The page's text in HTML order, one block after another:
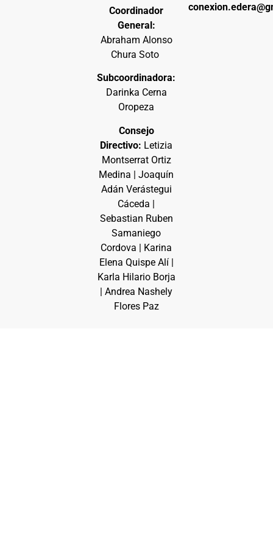
Coordinador
General:
Abraham Alonso
Chura Soto
Subcoordinadora:
Darinka Cerna
Oropeza
Consejo
Directivo: Letizia
Montserrat Ortiz
Medina | Joaquín
Adán Verástegui
Cáceda |
Sebastian Ruben
Samaniego
Cordova | Karina
Elena Quispe Alí |
Karla Hilario Borja
| Andrea Nashely
Flores Paz